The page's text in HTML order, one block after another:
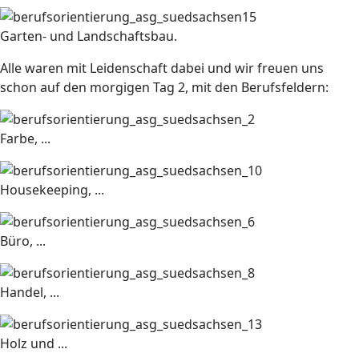
Garten- und Landschaftsbau.
Alle waren mit Leidenschaft dabei und wir freuen uns
schon auf den morgigen Tag 2, mit den Berufsfeldern:
Farbe, ...
Housekeeping, ...
Büro, ...
Handel, ...
Holz und ...